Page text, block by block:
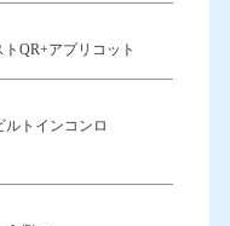
QR+アプリコット
トインコンロ